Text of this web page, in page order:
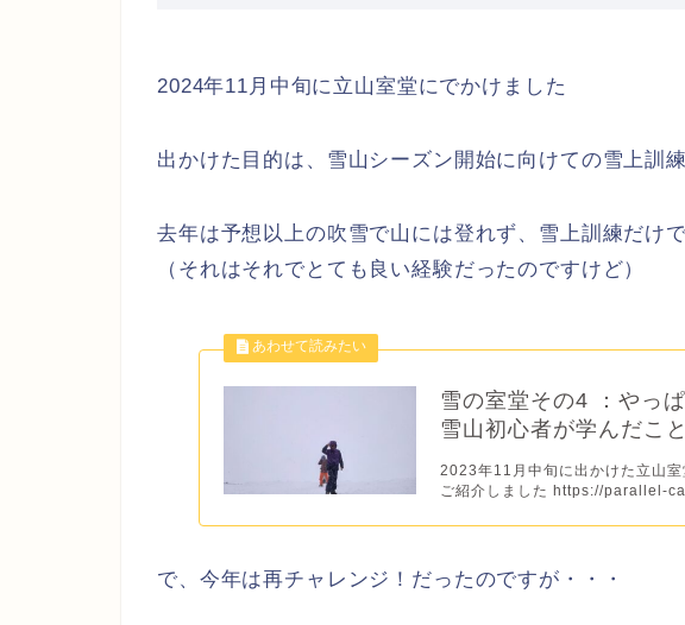
2024年11月中旬に立山室堂にでかけました
出かけた目的は、雪山シーズン開始に向けての雪上訓練
去年は予想以上の吹雪で山には登れず、雪上訓練だけ
（それはそれでとても良い経験だったのですけど）
雪の室堂その4 ：やっ
雪山初心者が学んだこと
2023年11月中旬に出かけた立山
ご紹介しました https://parallel-
で、今年は再チャレンジ！だったのですが・・・